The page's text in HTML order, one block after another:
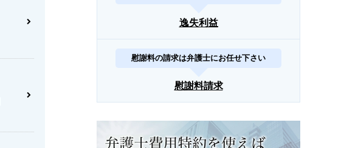
逸失利益
慰謝料の請求は弁護士にお任せ下さい
慰謝料請求